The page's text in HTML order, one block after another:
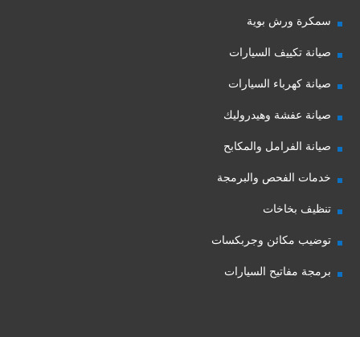
سمكرة ورش بوية
صيانة تكييف السيارات
صيانة كهرباء السيارات
صيانة عفشة وهيدروليك
صيانة الفرامل والمكابح
خدمات الفحص والبرمجة
تنظيف بخاخات
توضيب مكائن وجربكسات
برمجة مفاتيح السيارات